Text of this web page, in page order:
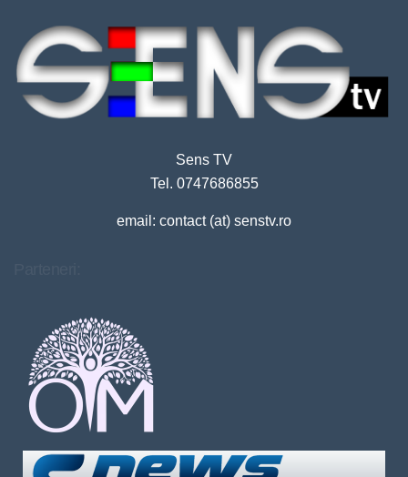
Sens TV
Tel. 0747686855
email: contact (at) senstv.ro